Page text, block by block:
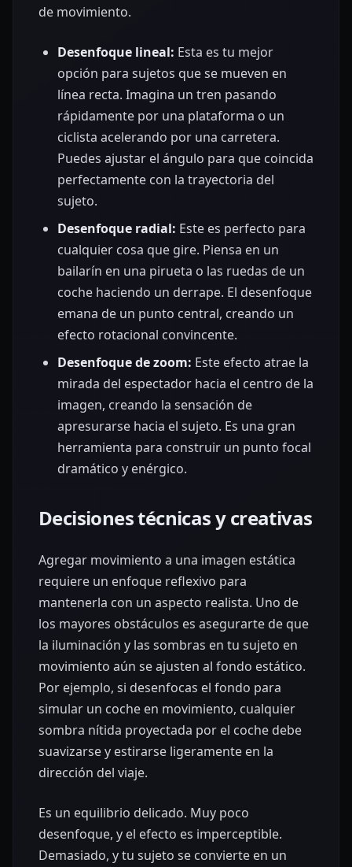
de movimiento.
Desenfoque lineal: Esta es tu mejor
opción para sujetos que se mueven en
línea recta. Imagina un tren pasando
rápidamente por una plataforma o un
ciclista acelerando por una carretera.
Puedes ajustar el ángulo para que coincida
perfectamente con la trayectoria del
sujeto.
Desenfoque radial: Este es perfecto para
cualquier cosa que gire. Piensa en un
bailarín en una pirueta o las ruedas de un
coche haciendo un derrape. El desenfoque
emana de un punto central, creando un
efecto rotacional convincente.
Desenfoque de zoom: Este efecto atrae la
mirada del espectador hacia el centro de la
imagen, creando la sensación de
apresurarse hacia el sujeto. Es una gran
herramienta para construir un punto focal
dramático y enérgico.
Decisiones técnicas y creativas
Agregar movimiento a una imagen estática
requiere un enfoque reflexivo para
mantenerla con un aspecto realista. Uno de
los mayores obstáculos es asegurarte de que
la iluminación y las sombras en tu sujeto en
movimiento aún se ajusten al fondo estático.
Por ejemplo, si desenfocas el fondo para
simular un coche en movimiento, cualquier
sombra nítida proyectada por el coche debe
suavizarse y estirarse ligeramente en la
dirección del viaje.
Es un equilibrio delicado. Muy poco
desenfoque, y el efecto es imperceptible.
Demasiado, y tu sujeto se convierte en un